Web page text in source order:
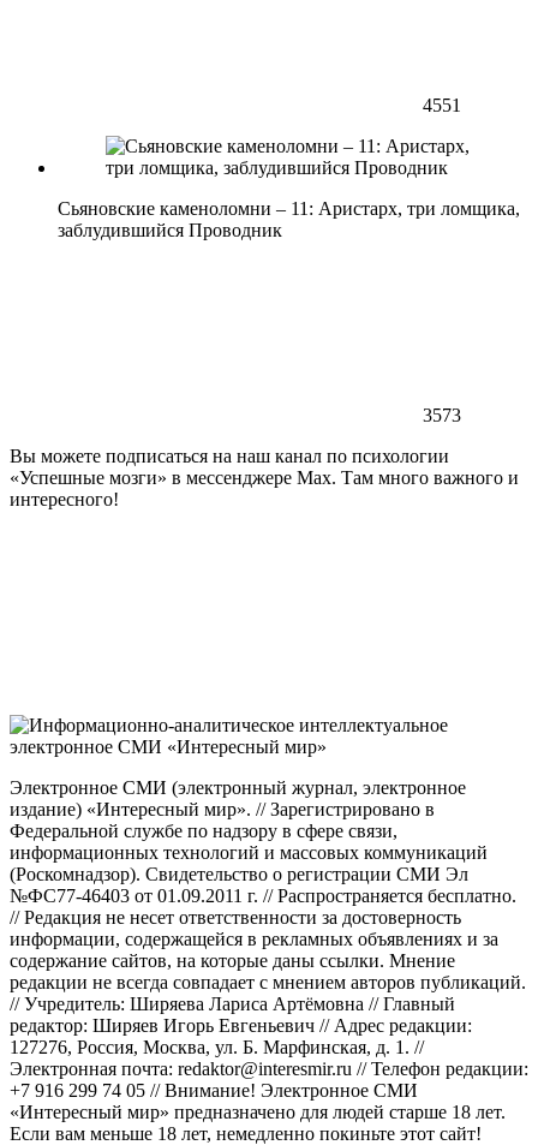
4551
Сьяновские каменоломни – 11: Аристарх, три ломщика,
заблудившийся Проводник
3573
Вы можете подписаться на наш канал по психологии
«Успешные мозги» в мессенджере Max. Там много важного и
интересного!
Электронное СМИ (электронный журнал, электронное
издание) «Интересный мир». // Зарегистрировано в
Федеральной службе по надзору в сфере связи,
информационных технологий и массовых коммуникаций
(Роскомнадзор). Свидетельство о регистрации СМИ Эл
№ФС77-46403 от 01.09.2011 г. // Распространяется бесплатно.
// Редакция не несет ответственности за достоверность
информации, содержащейся в рекламных объявлениях и за
содержание сайтов, на которые даны ссылки. Мнение
редакции не всегда совпадает с мнением авторов публикаций.
// Учредитель: Ширяева Лариса Артёмовна // Главный
редактор: Ширяев Игорь Евгеньевич // Адрес редакции:
127276, Россия, Москва, ул. Б. Марфинская, д. 1. //
Электронная почта: redaktor@interesmir.ru // Телефон редакции:
+7 916 299 74 05 // Внимание! Электронное СМИ
«Интересный мир» предназначено для людей старше 18 лет.
Если вам меньше 18 лет, немедленно покиньте этот сайт!